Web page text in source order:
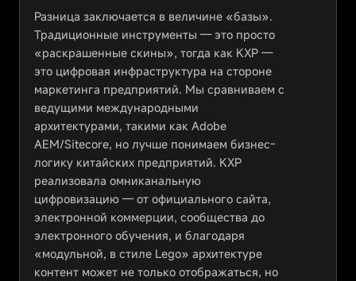
Разница заключается в величине «базы».
Традиционные инструменты — это просто
«раскрашенные скины», тогда как KXP —
это цифровая инфраструктура на стороне
маркетинга предприятий. Мы сравниваем с
ведущими международными
архитектурами, такими как Adobe
AEM/Sitecore, но лучше понимаем бизнес-
логику китайских предприятий. KXP
реализовала омниканальную
цифровизацию — от официального сайта,
электронной коммерции, сообщества до
электронного обучения, и благодаря
«модульной, в стиле Lego» архитектуре
контент может не только отображаться, но